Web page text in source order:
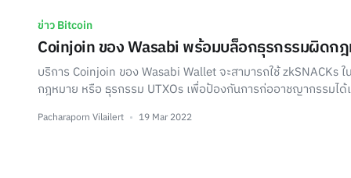
ข่าว Bitcoin
Coinjoin ของ Wasabi พร้อมบล็อกธุรกรรมผิดก
บริการ Coinjoin ของ Wasabi Wallet จะสามารถใช้ zkSNACKs
กฎหมาย หรือ ธุรกรรม UTXOs เพื่อป้องกันการก่ออาชญากรรมไ
Pacharaporn Vilailert 19 Mar 2022